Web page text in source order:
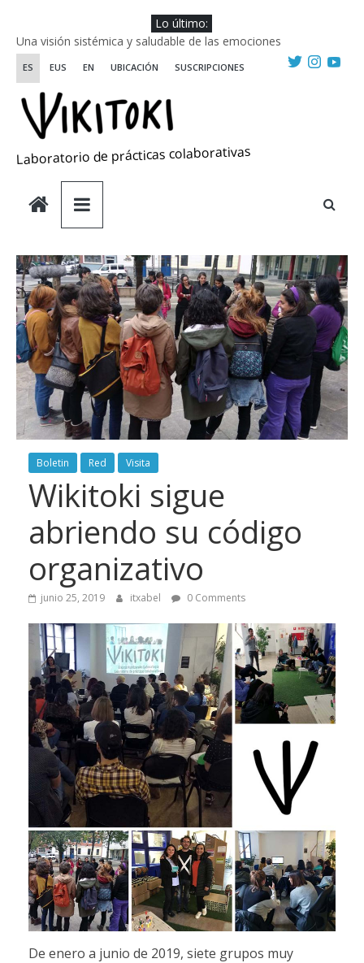
contenido
Lo último:
Escuela de Prácticas Transformadoras
Una visión sistémica y saludable de las emociones
Wikiriki 2025 ::: Residencias seleccionadas
WIKIRIKI ::: Convocatoria de residencias de investigación y
creación 2025
ES EUS EN UBICACIÓN SUSCRIPCIONES
Laboratorio de prácticas colaborativas
Boletin Red Visita
Wikitoki sigue
abriendo su código
organizativo
junio 25, 2019 itxabel 0 Comments
De enero a junio de 2019, siete grupos muy